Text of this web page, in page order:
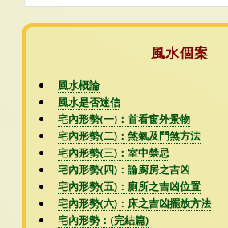
風水個案
風水概論
風水是否迷信
宅內形勢(一)：首看窗外景物
宅內形勢(二)：煞氣及鬥煞方法
宅內形勢(三)：室中禁忌
宅內形勢(四)：論廚房之吉凶
宅內形勢(五)：廁所之吉凶位置
宅內形勢(六)：床之吉凶擺放方法
宅內形勢：(完結篇)